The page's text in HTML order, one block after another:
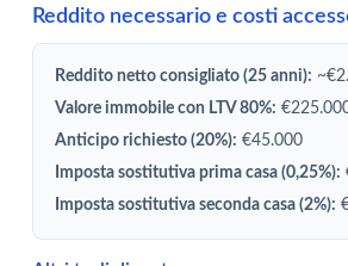
Reddito necessario e costi
Reddito netto consigliato (25 anni):
Valore immobile con LTV 80%:
Anticipo richiesto (20%): €45.000
Imposta sostitutiva prima casa (0,25%):
Imposta sostitutiva seconda casa (2%):